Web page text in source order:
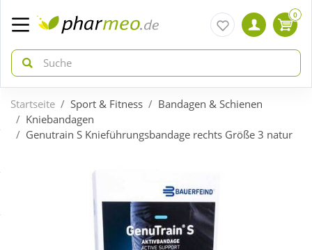
zurück
zurück
0
Startseite Sport & Fitness
Bandagen & Schienen
Kniebandagen
Genutrain S Knieführungsbandage rechts Größe 3 natur